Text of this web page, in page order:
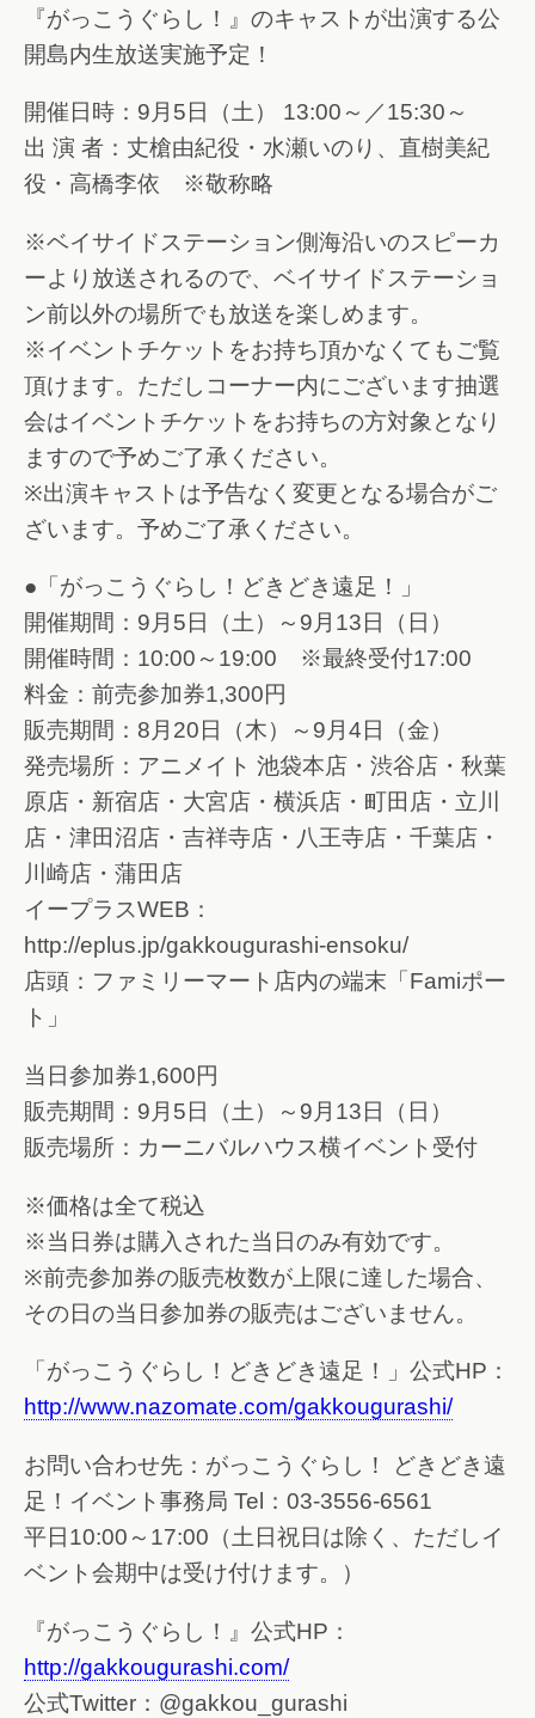
『がっこうぐらし！』のキャストが出演する公
開島内生放送実施予定！
開催日時：9月5日（土） 13:00～／15:30～
出 演 者：丈槍由紀役・水瀬いのり、直樹美紀
役・高橋李依 ※敬称略
※ベイサイドステーション側海沿いのスピーカ
ーより放送されるので、ベイサイドステーショ
ン前以外の場所でも放送を楽しめます。
※イベントチケットをお持ち頂かなくてもご覧
頂けます。ただしコーナー内にございます抽選
会はイベントチケットをお持ちの方対象となり
ますので予めご了承ください。
※出演キャストは予告なく変更となる場合がご
ざいます。予めご了承ください。
●「がっこうぐらし！どきどき遠足！」
開催期間：9月5日（土）～9月13日（日）
開催時間：10:00～19:00 ※最終受付17:00
料金：前売参加券1,300円
販売期間：8月20日（木）～9月4日（金）
発売場所：アニメイト 池袋本店・渋谷店・秋葉
原店・新宿店・大宮店・横浜店・町田店・立川
店・津田沼店・吉祥寺店・八王寺店・千葉店・
川崎店・蒲田店
イープラスWEB：
http://eplus.jp/gakkougurashi-ensoku/
店頭：ファミリーマート店内の端末「Famiポー
ト」
当日参加券1,600円
販売期間：9月5日（土）～9月13日（日）
販売場所：カーニバルハウス横イベント受付
※価格は全て税込
※当日券は購入された当日のみ有効です。
※前売参加券の販売枚数が上限に達した場合、
その日の当日参加券の販売はございません。
「がっこうぐらし！どきどき遠足！」公式HP：
http://www.nazomate.com/gakkougurashi/
お問い合わせ先：がっこうぐらし！ どきどき遠
足！イベント事務局 Tel：03-3556-6561
平日10:00～17:00（土日祝日は除く、ただしイ
ベント会期中は受け付けます。）
『がっこうぐらし！』公式HP：
http://gakkougurashi.com/
公式Twitter：@gakkou_gurashi